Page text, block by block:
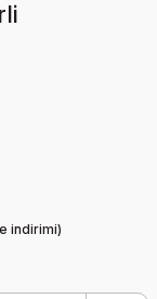
indirimi)